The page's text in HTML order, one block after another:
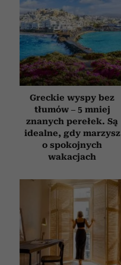
Greckie wyspy bez
tłumów – 5 mniej
znanych perełek. Są
idealne, gdy marzysz
o spokojnych
wakacjach